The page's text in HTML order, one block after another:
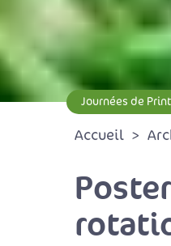
Journées de
Accueil